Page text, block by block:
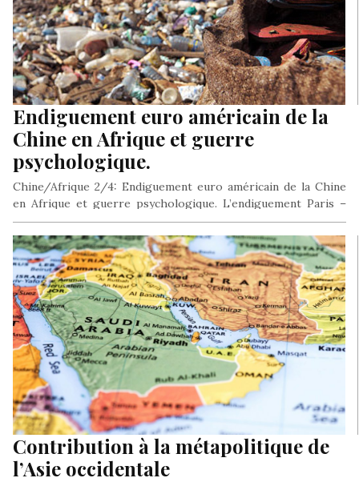
Endiguement euro américain de la
Chine en Afrique et guerre
psychologique.
Chine/Afrique 2/4: Endiguement euro américain de la Chine
en Afrique et guerre psychologique. L’endiguement Paris –
Grand vainqueur de la…
Contribution à la métapolitique de
l’Asie occidentale